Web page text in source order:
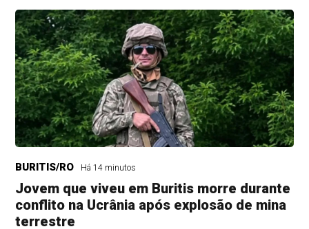
BURITIS/RO Há 14 minutos
Jovem que viveu em Buritis morre durante
conflito na Ucrânia após explosão de mina
terrestre